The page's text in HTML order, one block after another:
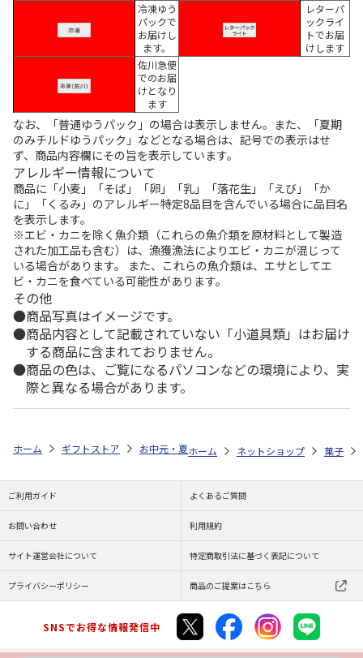
冷凍ゆう
パックで
お届けし
ます。
レターパ
ックライ
トでお届
けします
佐川急便
でのお届
けとなり
ます
なお、「普通ゆうパック」の場合は表示しません。また、「夏期
のみチルドゆうパック」などとなる場合は、記号での表示はせ
ず、商品内容欄にその旨を表示しています。
アレルギー情報について
商品に「小麦」「そば」「卵」「乳」「落花生」「えび」「か
に」「くるみ」のアレルギー特定8品目を含んでいる場合に品目名
を表示します。
※エビ・カニを除く魚介類（これらの魚介類を原材料として製造
された加工品も含む）は、漁獲漁法によりエビ・カニが混じって
いる場合があります。 また、これらの魚介類は、エサとしてエ
ビ・カニを食べている可能性があります。
その他
商品写真はイメージです。
商品内容として記載されていない「小道具類」はお届け
する商品に含まれておりません。
商品の色は、ご覧になるパソコンなどの環境により、実
際と異なる場合があります。
ホーム ギフトストア お中元・夏ギフト特集 2026 ゆうゆうギフト
ホーム ネットショップ 菓子
ご利用ガイド よくあるご質問
お問い合わせ 利用規約
サイト運営会社について 特定商取引法に基づく表記について
プライバシーポリシー 商品のご提案はこちら
SNSでお得な情報発信中